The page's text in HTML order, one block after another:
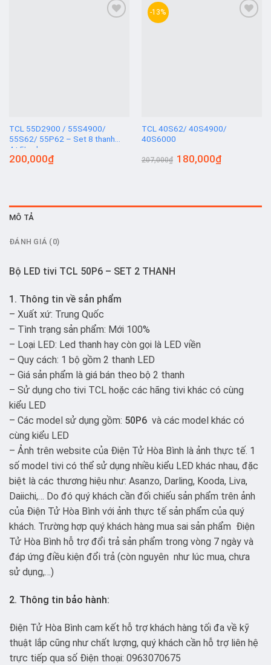
TCL 55D2900 / 55S4900/
55S62/ 55P62 – Set 8 thanh
4+5Led
200,000₫
-13%
TCL 40S62/ 40S4900/
40S6000
207,000₫ Giá
gốc
180,000₫Giá
MÔ TẢ
ĐÁNH GIÁ (0)
Bộ LED tivi TCL 50P6 – SET 2 THANH
1. Thông tin về sản phẩm
– Xuất xứ: Trung Quốc
– Tình trạng sản phẩm: Mới 100%
– Loại LED: Led thanh hay còn gọi là LED viền
– Quy cách: 1 bộ gồm 2 thanh LED
– Giá sản phẩm là giá bán theo bộ 2 thanh
– Sử dụng cho tivi TCL hoặc các hãng tivi khác có cùng
kiểu LED
– Các model sử dụng gồm: 50P6 và các model khác có
cùng kiểu LED
– Ảnh trên website của Điện Tử Hòa Bình là ảnh thực tế. 1
số model tivi có thể sử dụng nhiều kiểu LED khác nhau, đặc
biệt là các thương hiệu như: Asanzo, Darling, Kooda, Liva,
Daiichi,… Do đó quý khách cần đối chiếu sản phẩm trên ảnh
của Điện Tử Hòa Bình với ảnh thực tế sản phẩm của quý
khách. Trường hợp quý khách hàng mua sai sản phẩm Điện
Tử Hòa Bình hỗ trợ đổi trả sản phẩm trong vòng 7 ngày và
đáp ứng điều kiện đổi trả (còn nguyên như lúc mua, chưa
sử dụng,…)
2. Thông tin bảo hành:
Điện Tử Hòa Bình cam kết hỗ trợ khách hàng tối đa về kỹ
thuật lắp cũng như chất lượng, quý khách cần hỗ trợ liên hệ
trực tiếp qua số Điện thoại: 0963070675